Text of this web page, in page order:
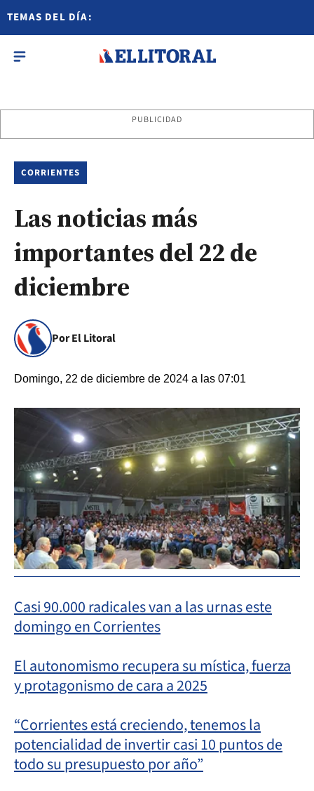
TEMAS DEL DÍA:
PUBLICIDAD
CORRIENTES
Las noticias más
importantes del 22 de
diciembre
Por El Litoral
Domingo, 22 de diciembre de 2024 a las 07:01
Casi 90.000 radicales van a las urnas este
domingo en Corrientes
El autonomismo recupera su mística, fuerza
y protagonismo de cara a 2025
“Corrientes está creciendo, tenemos la
potencialidad de invertir casi 10 puntos de
todo su presupuesto por año”